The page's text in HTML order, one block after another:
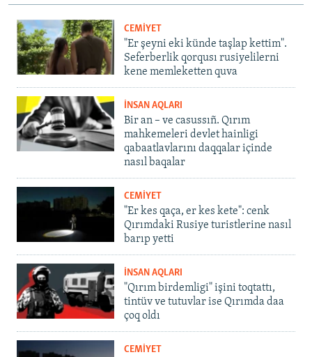
CEMİYET
"Er şeyni eki künde taşlap kettim".
Seferberlik qorqusı rusiyelilerni
kene memleketten quva
İNSAN AQLARI
Bir an – ve casussıñ. Qırım
mahkemeleri devlet hainligi
qabaatlavlarını daqqalar içinde
nasıl baqalar
CEMİYET
"Er kes qaça, er kes kete": cenk
Qırımdaki Rusiye turistlerine nasıl
barıp yetti
İNSAN AQLARI
"Qırım birdemligi" işini toqtattı,
tintüv ve tutuvlar ise Qırımda daa
çoq oldı
CEMİYET